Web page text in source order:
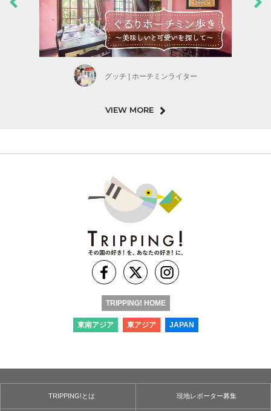
グッチ | ホーチミンライター
VIEW MORE
TRIPPING! HOME
東南アジア 東アジア JAPAN
TRIPPING!とは 現地レポーター募集